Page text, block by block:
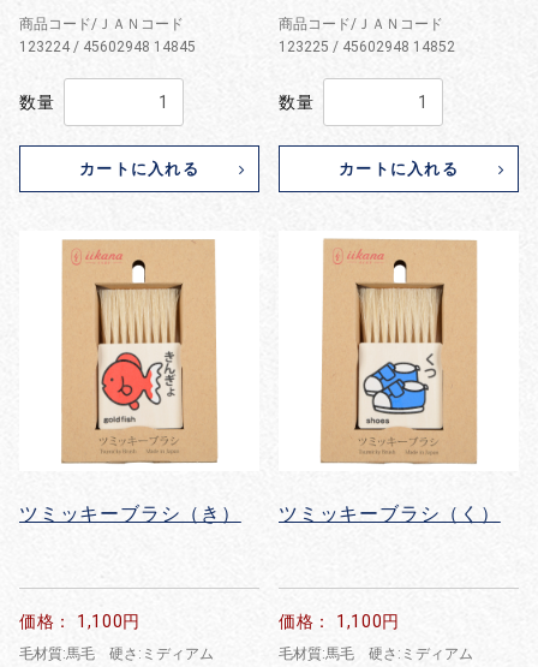
商品コード/ＪＡＮコード
123224 / 45602948 14845
数量
カートに入れる
商品コード/ＪＡＮコード
123225 / 45602948 14852
数量
カートに入れる
ツミッキーブラシ（き）
価格： 1,100円
毛材質:馬毛 硬さ:ミディアム
ツミッキーブラシ（く）
価格： 1,100円
毛材質:馬毛 硬さ:ミディアム
お買い物を続ける カートへ進む